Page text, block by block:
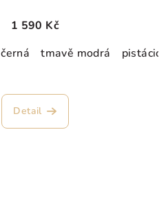
1 590 Kč
černá tmavě modrá pistáciová
Detail